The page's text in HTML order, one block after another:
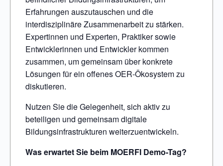
Erfahrungen auszutauschen und die
interdisziplinäre Zusammenarbeit zu stärken.
Expertinnen und Experten, Praktiker sowie
Entwicklerinnen und Entwickler kommen
zusammen, um gemeinsam über konkrete
Lösungen für ein offenes OER-Ökosystem zu
diskutieren.
Nutzen Sie die Gelegenheit, sich aktiv zu
beteiligen und gemeinsam digitale
Bildungsinfrastrukturen weiterzuentwickeln.
Was erwartet Sie beim MOERFI Demo-Tag?